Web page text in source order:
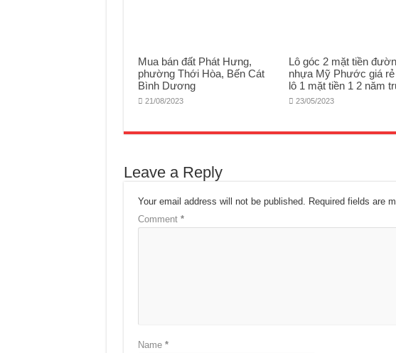
Mua bán đất Phát Hưng,
phường Thới Hòa, Bến Cát
Bình Dương
21/08/2023
Lô góc 2 mặt tiền
nhựa Mỹ Phước giá rẻ
lô 1 mặt tiền 1 2 năm
23/05/2023
Leave a Reply
Your email address will not be published. Required fields are
Comment *
Name *